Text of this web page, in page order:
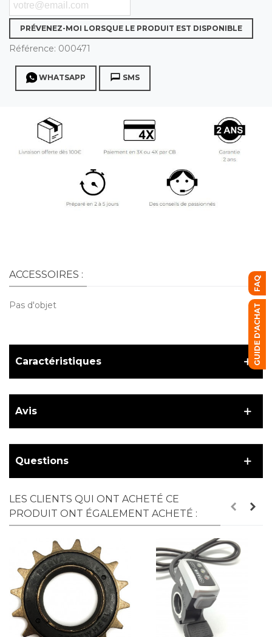
PRÉVENEZ-MOI LORSQUE LE PRODUIT EST DISPONIBLE
Référence: 000471
WHATSAPP SMS
ACCESSOIRES :
Pas d'objet
Caractéristiques
Avis
Questions
LES CLIENTS QUI ONT ACHETÉ CE
PRODUIT ONT ÉGALEMENT ACHETÉ :
FAQ
GUIDE D'ACHAT